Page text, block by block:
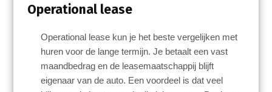
Operational lease
Operational lease kun je het beste vergelijken met
huren voor de lange termijn. Je betaalt een vast
maandbedrag en de leasemaatschappij blijft
eigenaar van de auto. Een voordeel is dat veel